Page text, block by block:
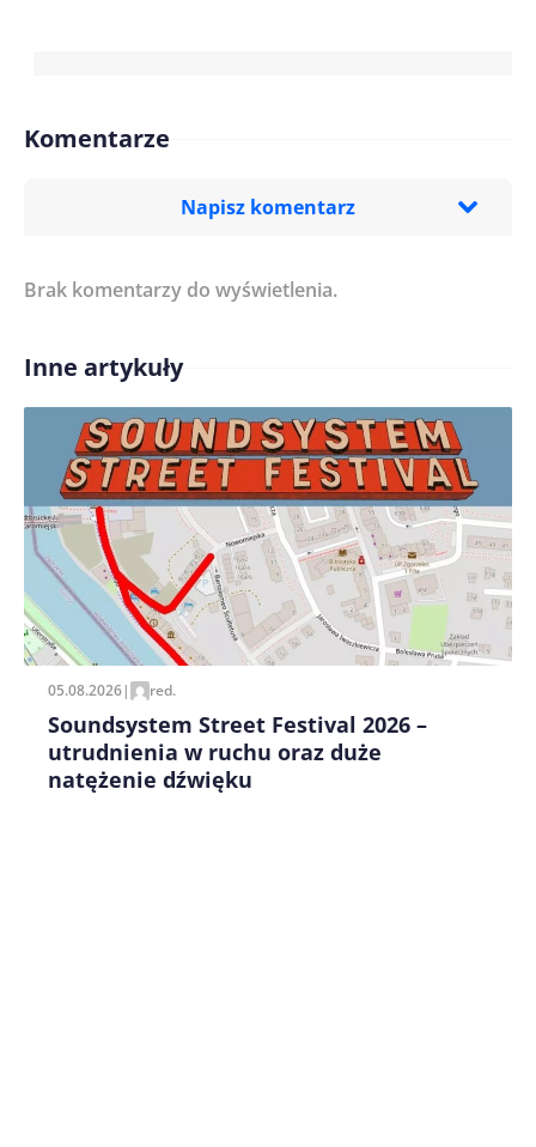
Komentarze
Napisz komentarz
Treść komentarza*
Imię/ Nick*
Zapamiętaj moje dane w tej przeglądarce podczas
pisania kolejnych komentarzy.
Brak komentarzy do wyświetlenia.
Inne artykuły
05.08.2026| red.
Soundsystem Street Festival 2026 –
utrudnienia w ruchu oraz duże
natężenie dźwięku